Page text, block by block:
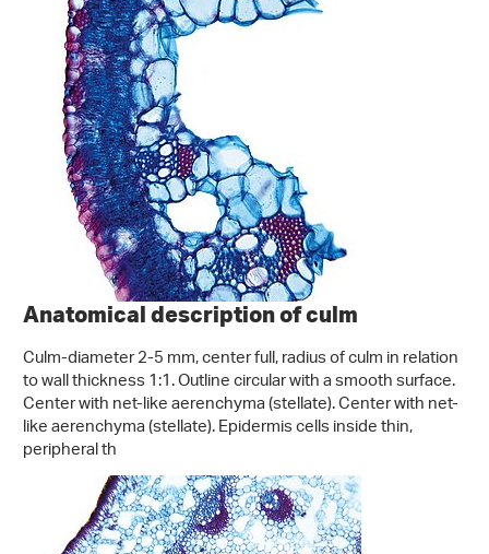
Anatomical description of culm
Culm-diameter 2-5 mm, center full, radius of culm in relation
to wall thickness 1:1. Outline circular with a smooth surface.
Center with net-like aerenchyma (stellate). Center with net-
like aerenchyma (stellate). Epidermis cells inside thin,
peripheral th